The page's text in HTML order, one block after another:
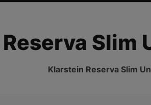
Slim
Klarstein Reserva Slim